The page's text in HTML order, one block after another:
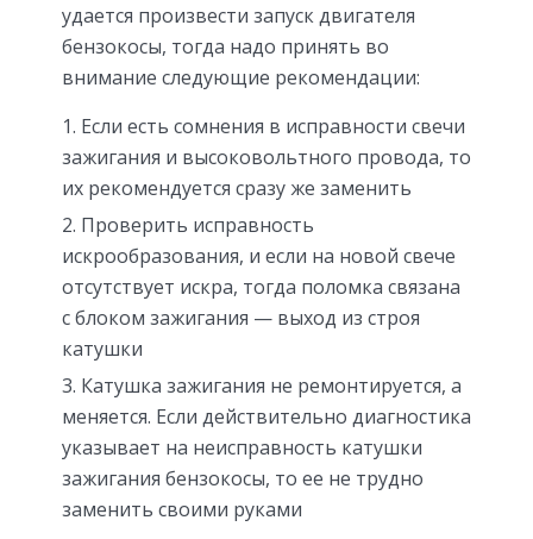
удается произвести запуск двигателя
бензокосы, тогда надо принять во
внимание следующие рекомендации:
Если есть сомнения в исправности свечи
зажигания и высоковольтного провода, то
их рекомендуется сразу же заменить
Проверить исправность
искрообразования, и если на новой свече
отсутствует искра, тогда поломка связана
с блоком зажигания — выход из строя
катушки
Катушка зажигания не ремонтируется, а
меняется. Если действительно диагностика
указывает на неисправность катушки
зажигания бензокосы, то ее не трудно
заменить своими руками